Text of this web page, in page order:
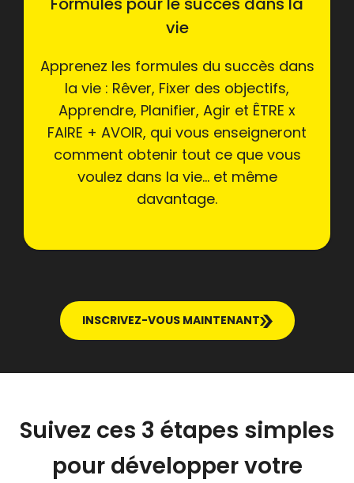
vie
Apprenez les formules du succès dans
la vie : Rêver, Fixer des objectifs,
Apprendre, Planifier, Agir et ÊTRE x
FAIRE + AVOIR, qui vous enseigneront
comment obtenir tout ce que vous
voulez dans la vie… et même
davantage.
INSCRIVEZ-VOUS MAINTENANT
Suivez ces 3 étapes simples
pour développer votre